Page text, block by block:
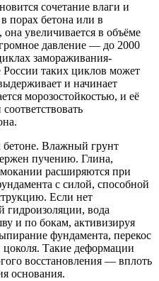
сочетание влаги и
порах бетона или в
увеличивается в объёме
давление — до 2000
замораживания-
России таких циклов может
и начинает
морозостойкостью, и её
бетоне. Влажный грунт
пучению. Глина,
расширяются при
с силой, способной
Если нет
гидроизоляции, вода
и по бокам, активизируя
фундамента, перекос
цоколя. Такие деформации
восстановления — вплоть
основания.